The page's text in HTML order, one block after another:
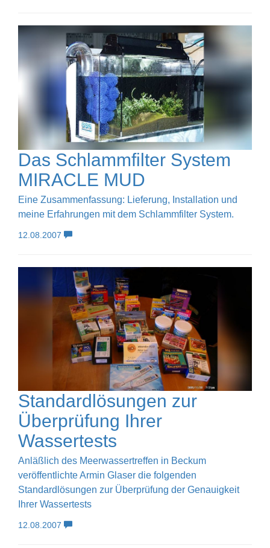
Das Schlammfilter System
MIRACLE MUD
Eine Zusammenfassung: Lieferung, Installation und
meine Erfahrungen mit dem Schlammfilter System.
12.08.2007
Standardlösungen zur
Überprüfung Ihrer
Wassertests
Anläßlich des Meerwassertreffen in Beckum
veröffentlichte Armin Glaser die folgenden
Standardlösungen zur Überprüfung der Genauigkeit
Ihrer Wassertests
12.08.2007